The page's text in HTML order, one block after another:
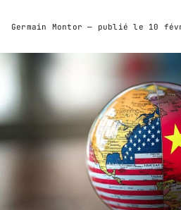
Germain Montor — publié le 10